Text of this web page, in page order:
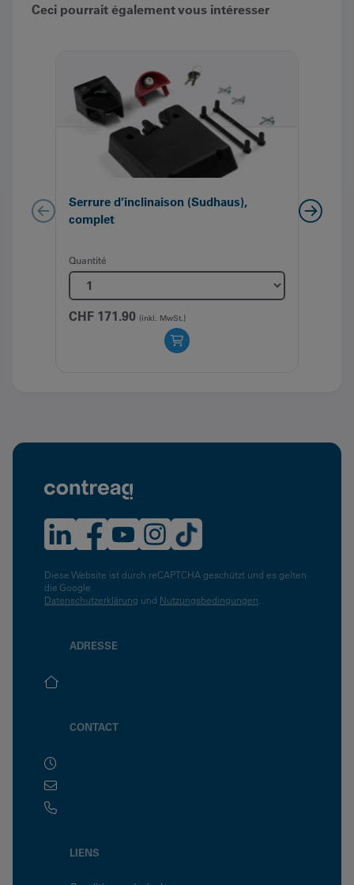
Ceci pourrait également vous intéresser
Serrure d’inclinaison (Sudhaus),
complet
Quantité
CHF 171.90 (inkl. MwSt.)
Diese Website ist durch reCAPTCHA geschützt und es gelten
die Google
Datenschutzerklärung und Nutzungsbedingungen
ADRESSE
CONTACT
LIENS